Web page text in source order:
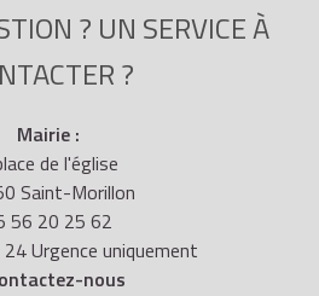
? UN SERVICE À
?
Mairie :
de l'église
Saint-Morillon
56 20 25 62
Urgence uniquement
nous